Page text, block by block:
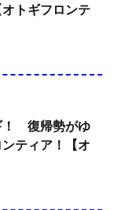
トギフロンテ
！ 復帰勢がゆ
ティア！【オ